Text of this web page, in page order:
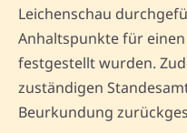
Leichenschau
Anhaltspunkte für
festgestellt wurden.
zuständigen
Beurkundung